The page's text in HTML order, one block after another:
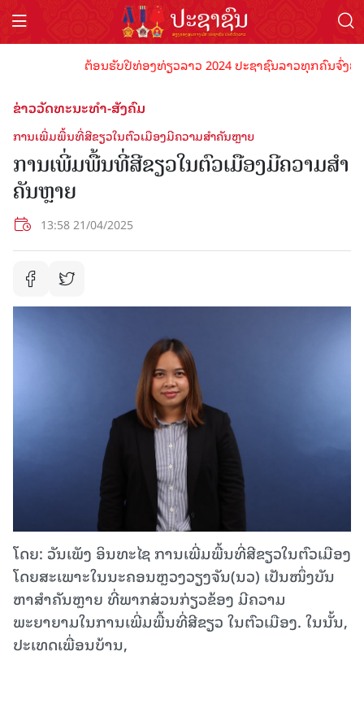
ຕ້ອນຮັບປີທ່ອງທ່ຽວລາວ 2024 ປະຊາຊົນລາວທຸກຄົນຈົ່ງພ້ອ
ຂ່າວວັດທະນະທຳ-ສັງຄົມ
ການເພີ່ມພື້ນທີ່ສີຂຽວໃນຕົວເມືອງມີຄວາມສໍາຄັນຫຼາຍ
ການເພີ່ມພື້ນທີ່ສີຂຽວໃນຕົວເມືອງມີຄວາມສໍາ
ຄັນຫຼາຍ
13:58 21/04/2025
ໂດຍ: ວັນເພັງ ອິນທະໄຊ ການເພີ່ມພື້ນທີ່ສີຂຽວໃນຕົວເມືອງ
ໂດຍສະເພາະໃນນະຄອນຫຼວງວຽງຈັນ(ນວ) ເປັນໜຶ່ງບັນ
ຫາສໍາຄັນຫຼາຍ ທີ່ພາກສ່ວນກ່ຽວຂ້ອງ ມີຄວາມ
ພະຍາຍາມໃນການເພີ່ມພື້ນທີ່ສີຂຽວ ໃນຕົວເມືອງ. ໃນນັ້ນ,
ປະເທດເພື່ອນບ້ານ,